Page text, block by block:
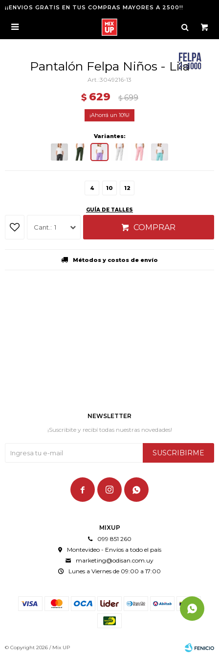
¡¡ENVIOS GRATIS EN TUS COMPRAS MAYORES A 2500!!

Pantalón Felpa Niños - Lila
3049216-13
$ 629 $ 699
10
Variantes:
4 10 12
GUÍA DE TALLES
1 COMPRAR
Métodos y costos de envío
MIXUP
099 851 260
Montevideo - Envíos a todo el país
marketing@odisan.com.uy
Lunes a Viernes de 09:00 a 17:00
NEWSLETTER
¡Suscribite y recibí todas nuestras novedades!
SUSCRIBIRME
  
© Copyright 2026 / Mix UP